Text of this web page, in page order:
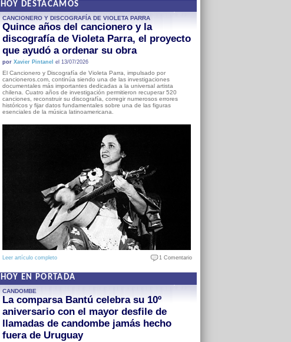
HOY DESTACAMOS
CANCIONERO Y DISCOGRAFÍA DE VIOLETA PARRA
Quince años del cancionero y la
discografía de Violeta Parra, el proyecto
que ayudó a ordenar su obra
por Xavier Pintanel el 13/07/2026
El Cancionero y Discografía de Violeta Parra, impulsado por
cancioneros.com, continúa siendo una de las investigaciones
documentales más importantes dedicadas a la universal artista
chilena. Cuatro años de investigación permitieron recuperar 520
canciones, reconstruir su discografía, corregir numerosos errores
históricos y fijar datos fundamentales sobre una de las figuras
esenciales de la música latinoamericana.
Leer artículo completo 1 Comentario
HOY EN PORTADA
CANDOMBE
La comparsa Bantú celebra su 10º
aniversario con el mayor desfile de
llamadas de candombe jamás hecho
fuera de Uruguay